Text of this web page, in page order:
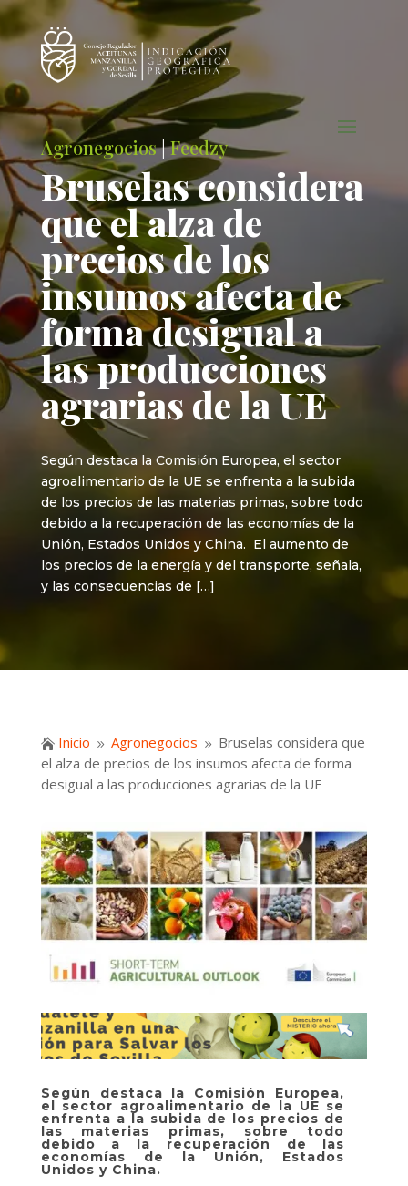
Agronegocios|Feedzy
Bruselas considera
que el alza de
precios de los
insumos afecta de
forma desigual a
las producciones
agrarias de la UE
Según destaca la Comisión Europea, el sector
agroalimentario de la UE se enfrenta a la subida
de los precios de las materias primas, sobre todo
debido a la recuperación de las economías de la
Unión, Estados Unidos y China. El aumento de
los precios de la energía y del transporte, señala,
y las consecuencias de […]
 Inicio 9 Agronegocios 9 Bruselas considera que
el alza de precios de los insumos afecta de forma
desigual a las producciones agrarias de la UE
Según destaca la Comisión Europea,
el sector agroalimentario de la UE se
enfrenta a la subida de los precios de
las materias primas, sobre todo
debido a la recuperación de las
economías de la Unión, Estados
Unidos y China.